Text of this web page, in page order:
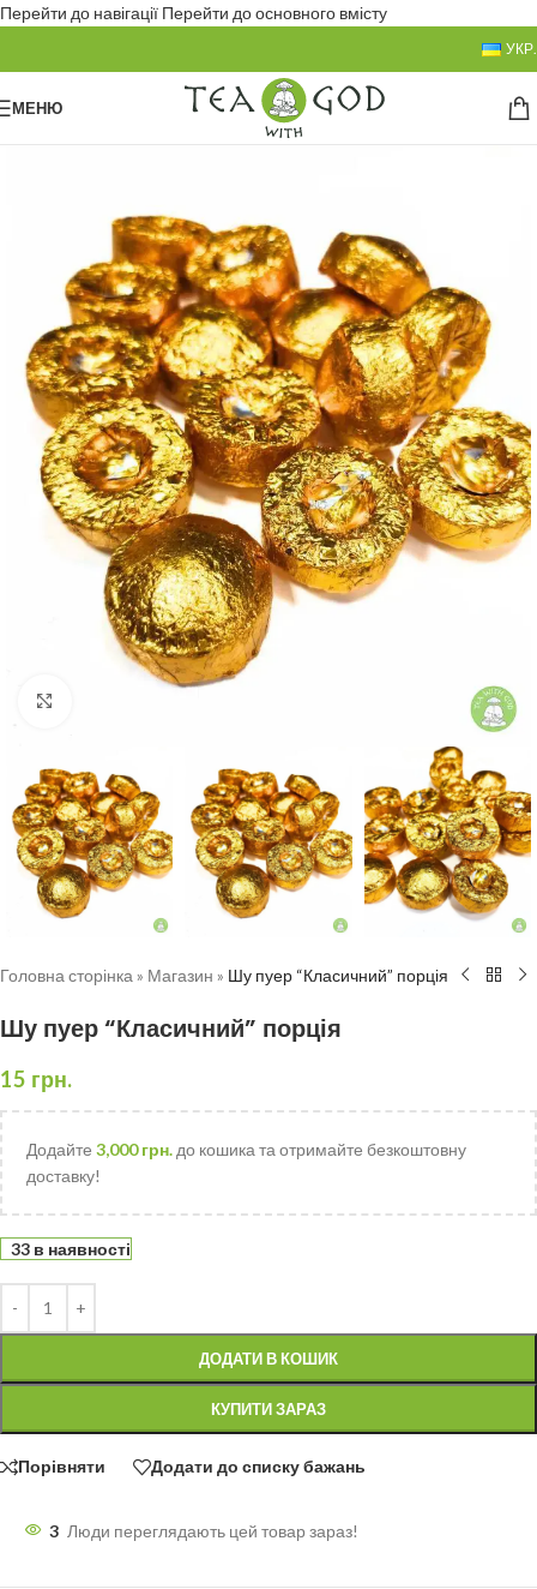
Перейти до навігації Перейти до основного вмісту
УКР.
МЕНЮ
Головна сторінка » Магазин » Шу пуер “Класичний” порція
Шу пуер “Класичний” порція
15 грн.
Додайте 3,000грн. до кошика та отримайте безкоштовну
доставку!
33 в наявності
ДОДАТИ В КОШИК
КУПИТИ ЗАРАЗ
Порівняти Додати до списку бажань
3 Люди переглядають цей товар зараз!